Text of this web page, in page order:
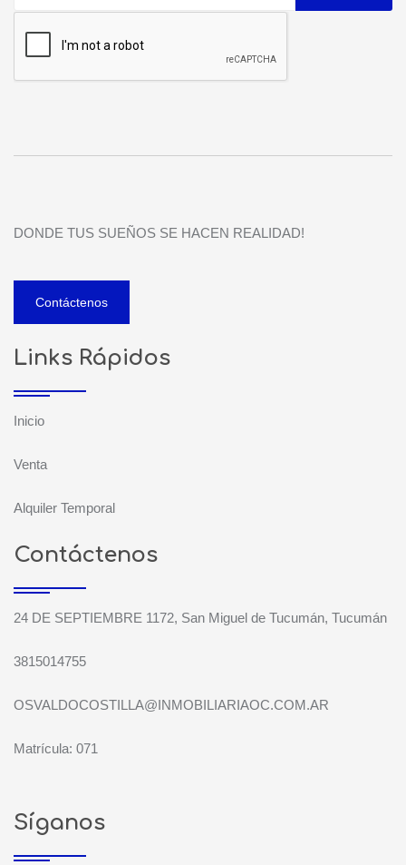
DONDE TUS SUEÑOS SE HACEN REALIDAD!
Contáctenos
Links Rápidos
Inicio
Venta
Alquiler Temporal
Contáctenos
24 DE SEPTIEMBRE 1172, San Miguel de Tucumán, Tucumán
3815014755
OSVALDOCOSTILLA@INMOBILIARIAOC.COM.AR
Matrícula: 071
Síganos